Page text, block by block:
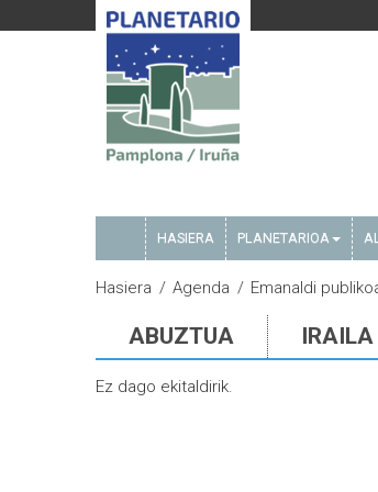
HASIERA PLANETARIOA
Hasiera Agenda Emanaldi
ABUZTUA IRAILA
Ez dago ekitaldirik.